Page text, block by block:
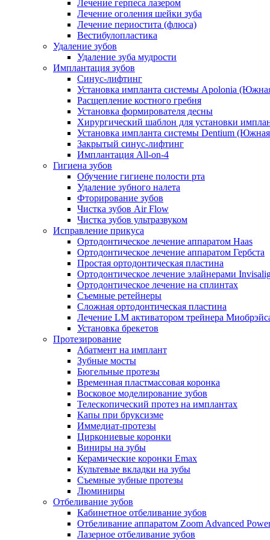
Лечение герпеса лазером
Лечение оголения шейки зуба
Лечение периостита (флюса)
Вестибулопластика
Удаление зубов
Удаление зуба мудрости
Имплантация зубов
Синус-лифтинг
Установка импланта системы Apolonia
Расщепление костного гребня
Установка формирователя десны
Хирургический шаблон для установки
Установка импланта системы Dentium
Закрытый синус-лифтинг
Имплантация All-on-4
Гигиена зубов
Обучение гигиене полости рта
Удаление зубного налета
Фторирование зубов
Чистка зубов Air Flow
Чистка зубов ультразвуком
Исправление прикуса
Ортодонтическое лечение аппаратом Haas
Ортодонтическое лечение аппаратом Гербста
Простая ортодонтическая пластина
Ортодонтическое лечение элайнерами
Ортодонтическое лечение на сплинтах
Съемные ретейнеры
Сложная ортодонтическая пластина
Лечение LM активатором трейнера
Установка брекетов
Протезирование
Абатмент на имплант
Зубные мосты
Бюгельные протезы
Временная пластмассовая коронка
Восковое моделирование зубов
Телескопический протез на имплантах
Капы при бруксизме
Иммедиат-протезы
Циркониевые коронки
Виниры на зубы
Керамические коронки Emax
Культевые вкладки на зубы
Съемные зубные протезы
Люминиры
Отбеливание зубов
Кабинетное отбеливание зубов
Отбеливание аппаратом Zoom Advanced
Лазерное отбеливание зубов